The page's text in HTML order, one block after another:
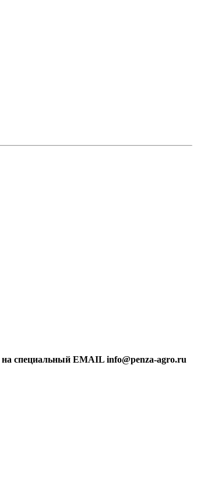
на специальный EMAIL info@penza-agro.ru